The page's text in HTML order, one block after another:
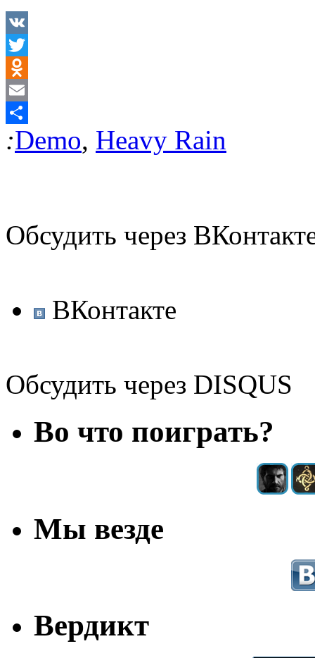
VK
Twitter
Odnoklassniki
Email
Отправить
:Demo, Heavy Rain
Обсудить через
ВКонтакте
Обсудить через DISQUS
Во что поиграть?
Мы везде
Вердикт